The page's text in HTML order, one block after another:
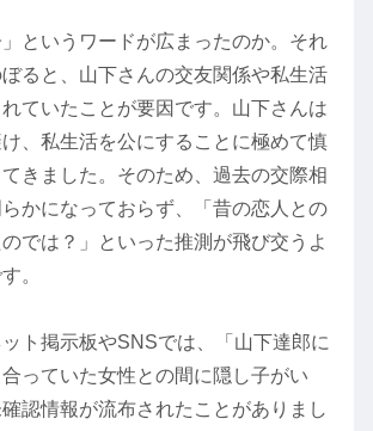
というワードが広まったのか。それ
ると、山下さんの交友関係や私生活
ていたことが要因です。山下さんは
、私生活を公にすることに極めて慎
きました。そのため、過去の交際相
かになっておらず、「昔の恋人との
では？」といった推測が飛び交うよ
。
ト掲示板やSNSでは、「山下達郎に
っていた女性との間に隠し子がい
認情報が流布されたことがありまし